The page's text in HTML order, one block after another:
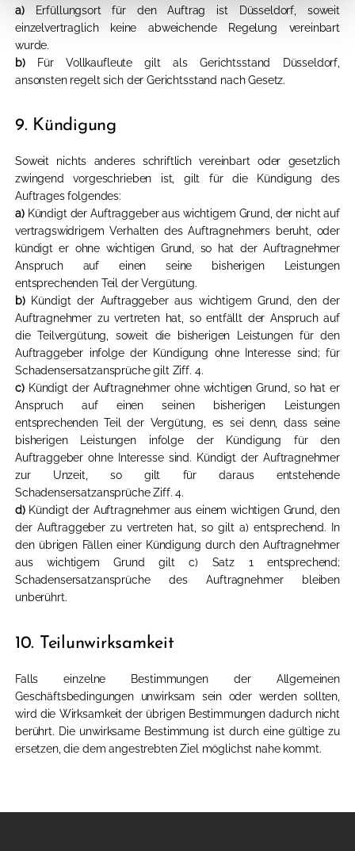
a)Erfüllungsort für den Auftrag ist Düsseldorf, soweit
einzelvertraglich keine abweichende Regelung vereinbart
wurde.
b)Für Vollkaufleute gilt als Gerichtsstand Düsseldorf,
ansonsten regelt sich der Gerichtsstand nach Gesetz.
9. Kündigung
Soweit nichts anderes schriftlich vereinbart oder gesetzlich
zwingend vorgeschrieben ist, gilt für die Kündigung des
Auftrages folgendes:
a)Kündigt der Auftraggeber aus wichtigem Grund, der nicht auf
vertragswidrigem Verhalten des Auftragnehmers beruht, oder
kündigt er ohne wichtigen Grund, so hat der Auftragnehmer
Anspruch auf einen seine bisherigen Leistungen
entsprechenden Teil der Vergütung.
b)Kündigt der Auftraggeber aus wichtigem Grund, den der
Auftragnehmer zu vertreten hat, so entfällt der Anspruch auf
die Teilvergütung, soweit die bisherigen Leistungen für den
Auftraggeber infolge der Kündigung ohne Interesse sind; für
Schadensersatzansprüche gilt Ziff. 4.
c)Kündigt der Auftragnehmer ohne wichtigen Grund, so hat er
Anspruch auf einen seinen bisherigen Leistungen
entsprechenden Teil der Vergütung, es sei denn, dass seine
bisherigen Leistungen infolge der Kündigung für den
Auftraggeber ohne Interesse sind. Kündigt der Auftragnehmer
zur Unzeit, so gilt für daraus entstehende
Schadensersatzansprüche Ziff. 4.
d)Kündigt der Auftragnehmer aus einem wichtigen Grund, den
der Auftraggeber zu vertreten hat, so gilt a) entsprechend. In
den übrigen Fällen einer Kündigung durch den Auftragnehmer
aus wichtigem Grund gilt c) Satz 1 entsprechend;
Schadensersatzansprüche des Auftragnehmer bleiben
unberührt.
10. Teilunwirksamkeit
Falls einzelne Bestimmungen der Allgemeinen
Geschäftsbedingungen unwirksam sein oder werden sollten,
wird die Wirksamkeit der übrigen Bestimmungen dadurch nicht
berührt. Die unwirksame Bestimmung ist durch eine gültige zu
ersetzen, die dem angestrebten Ziel möglichst nahe kommt.